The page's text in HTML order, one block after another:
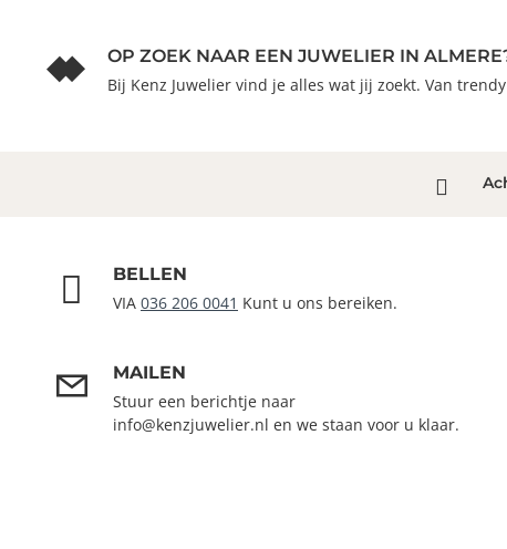
opgebouwd als leider in de Amerikaanse mode, dankzij een
en innovatieve ontwerpen. Calvin Klein wil haar publiek
OP ZOEK NAAR EEN JUWELIER IN
Bij Kenz Juwelier vind je alles wat jij zoekt. Van
BELLEN
VIA 036 206 0041 Kunt u ons bereiken.
MAILEN
Stuur een berichtje naar
info@kenzjuwelier.nl en we staan voor u klaar.